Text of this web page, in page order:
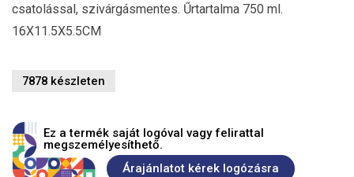
csatolással, szivárgásmentes. Űrtartalma 750 ml.
16X11.5X5.5CM
7878 készleten
Ez a termék saját logóval vagy felirattal
megszemélyesíthető.
Árajánlatot kérek logózásra